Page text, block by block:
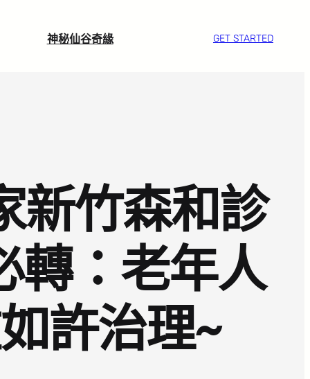
神秘仙谷奇緣 GET STARTED
新竹森和診
轉：老年人
許治理~